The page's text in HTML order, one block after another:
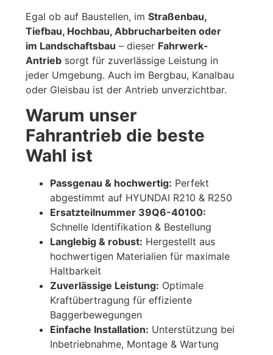
Egal ob auf Baustellen, imStraßenbau,
Tiefbau, Hochbau, Abbrucharbeiten oder
im Landschaftsbau – dieser Fahrwerk-
Antrieb sorgt für zuverlässige Leistung in
jeder Umgebung. Auch im Bergbau, Kanalbau
oder Gleisbau ist der Antrieb unverzichtbar.
Warum unser
Fahrantrieb die beste
Wahl ist
Passgenau & hochwertig: Perfekt
abgestimmt auf HYUNDAI R210 & R250
Ersatzteilnummer 39Q6-40100:
Schnelle Identifikation & Bestellung
Langlebig & robust: Hergestellt aus
hochwertigen Materialien für maximale
Haltbarkeit
Zuverlässige Leistung: Optimale
Kraftübertragung für effiziente
Baggerbewegungen
Einfache Installation: Unterstützung bei
Inbetriebnahme, Montage & Wartung